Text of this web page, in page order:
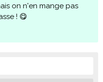
on n'en mange pas
! 😋